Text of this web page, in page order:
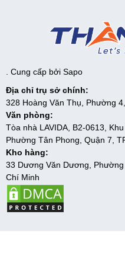
. Cung cấp bởi Sapo
Địa chỉ trụ sở chính:
328 Hoàng Văn Thụ, Phường
Văn phòng:
Tòa nhà LAVIDA, B2-0613,
Phường Tân Phong, Quận 7,
Kho hàng:
33 Dương Văn Dương,
Chí Minh